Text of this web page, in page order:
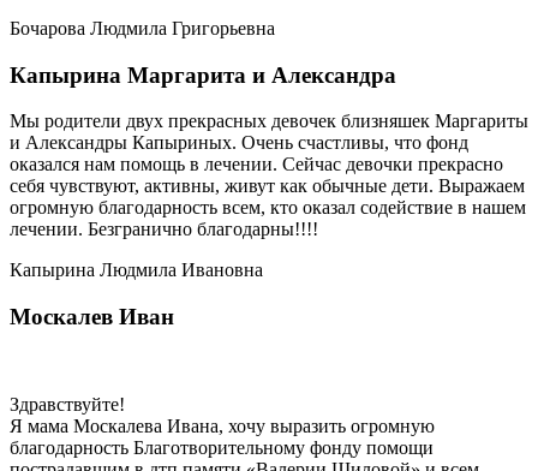
Бочарова Людмила Григорьевна
Капырина Маргарита и Александра
Мы родители двух прекрасных девочек близняшек Маргариты
и Александры Капыриных. Очень счастливы, что фонд
оказался нам помощь в лечении. Сейчас девочки прекрасно
себя чувствуют, активны, живут как обычные дети. Выражаем
огромную благодарность всем, кто оказал содействие в нашем
лечении. Безгранично благодарны!!!!
Капырина Людмила Ивановна
Москалев Иван
Здравствуйте!
Я мама Москалева Ивана, хочу выразить огромную
благодарность Благотворительному фонду помощи